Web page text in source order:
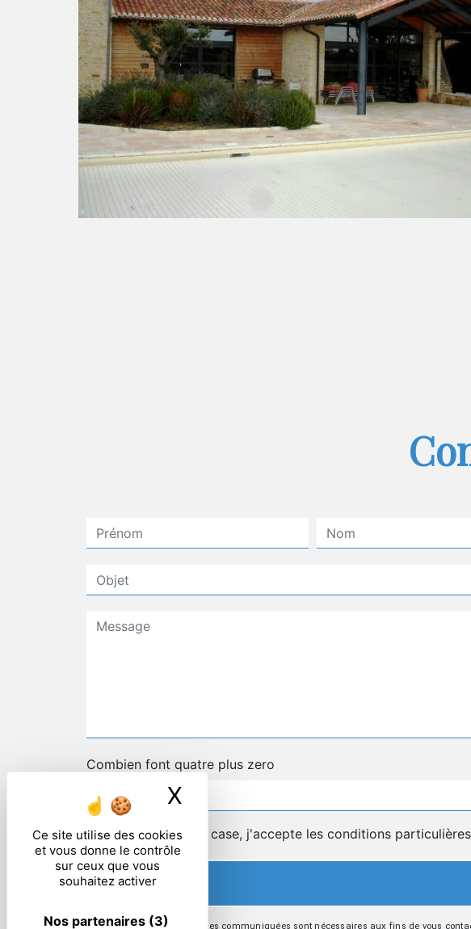
Ce site utilise des cookies
et vous donne le contrôle
sur ceux que vous
souhaitez activer
Nos partenaires (3)
X
Combien font quatre plus zero
En cochant cette case, j'accepte les conditions
** Les données personnelles communiquées sont nécessaires aux fins de vous